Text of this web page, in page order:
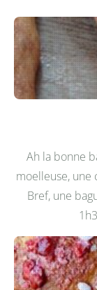
Ah la bonne
moelleuse, une
Bref, une